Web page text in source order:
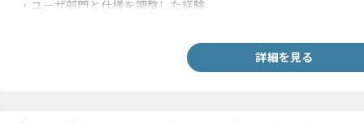
・ユーザ部門と仕様を調整した経験
詳細を見る